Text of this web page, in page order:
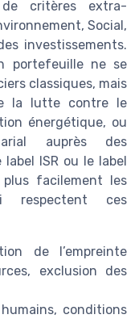
de critères extra-
Social,
investissements.
portefeuille ne se
classiques, mais
la lutte contre le
énergétique, ou
auprès des
ISR ou le label
plus facilement les
respectent ces
de l’empreinte
exclusion des
conditions